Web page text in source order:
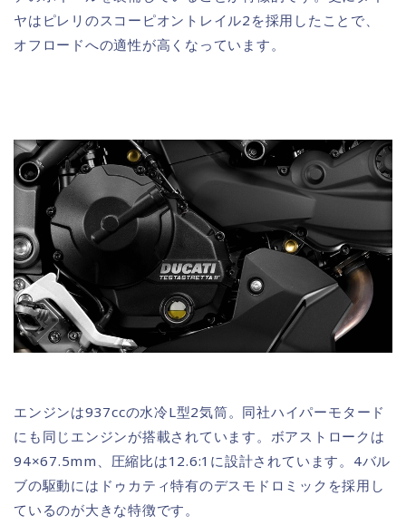
ヤはピレリのスコーピオントレイル2を採用したことで、
オフロードへの適性が高くなっています。
エンジンは937ccの水冷L型2気筒。同社ハイパーモタード
にも同じエンジンが搭載されています。ボアストロークは
94×67.5mm、圧縮比は12.6:1に設計されています。4バル
ブの駆動にはドゥカティ特有のデスモドロミックを採用し
ているのが大きな特徴です。